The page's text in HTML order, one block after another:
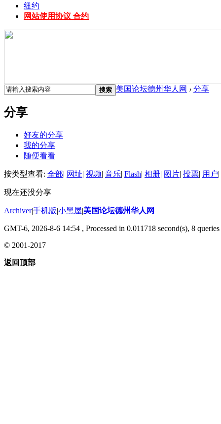
纽约
网站使用协议 合约
搜索 美国论坛德州华人网 › 分享
分享
好友的分享
我的分享
随便看看
按类型查看: 全部| 网址| 视频| 音乐| Flash| 相册| 图片| 投票| 用户|
现在还没分享
Archiver|手机版|小黑屋|美国论坛德州华人网
GMT-6, 2026-8-6 14:54 , Processed in 0.011718 second(s), 8 queries
© 2001-2017
返回顶部